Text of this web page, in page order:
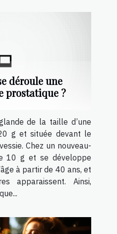
déroule une
prostatique ?
de la taille d’une
g et située devant le
Chez un nouveau-
10 g et se développe
à partir de 40 ans, et
apparaissent. Ainsi,